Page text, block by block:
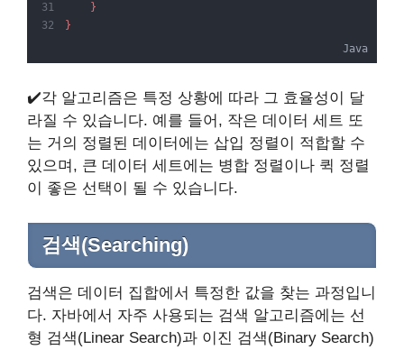
    }
}
Java
✔️각 알고리즘은 특정 상황에 따라 그 효율성이 달
라질 수 있습니다. 예를 들어, 작은 데이터 세트 또
는 거의 정렬된 데이터에는 삽입 정렬이 적합할 수
있으며, 큰 데이터 세트에는 병합 정렬이나 퀵 정렬
이 좋은 선택이 될 수 있습니다.
검색(Searching)
검색은 데이터 집합에서 특정한 값을 찾는 과정입니
다. 자바에서 자주 사용되는 검색 알고리즘에는 선
형 검색(Linear Search)과 이진 검색(Binary Search)